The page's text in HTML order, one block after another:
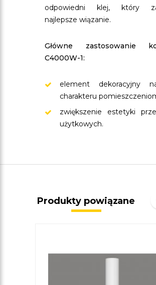
odpowiedni klej, który
najlepsze wiązanie.
Główne zastosowanie
C4000W-1:
element dekoracyjny
charakteru
zwiększenie estetyki
użytkowych.
Produkty powiązane